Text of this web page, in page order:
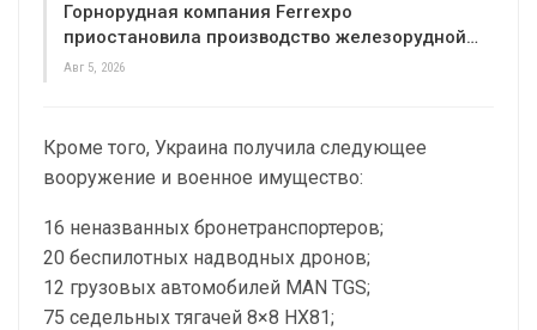
Горнорудная компания Ferrexpo
приостановила производство железорудной…
Авг 5, 2026
Кроме того, Украина получила следующее
вооружение и военное имущество:
16 неназванных бронетранспортеров;
20 беспилотных надводных дронов;
12 грузовых автомобилей MAN TGS;
75 седельных тягачей 8×8 HX81;